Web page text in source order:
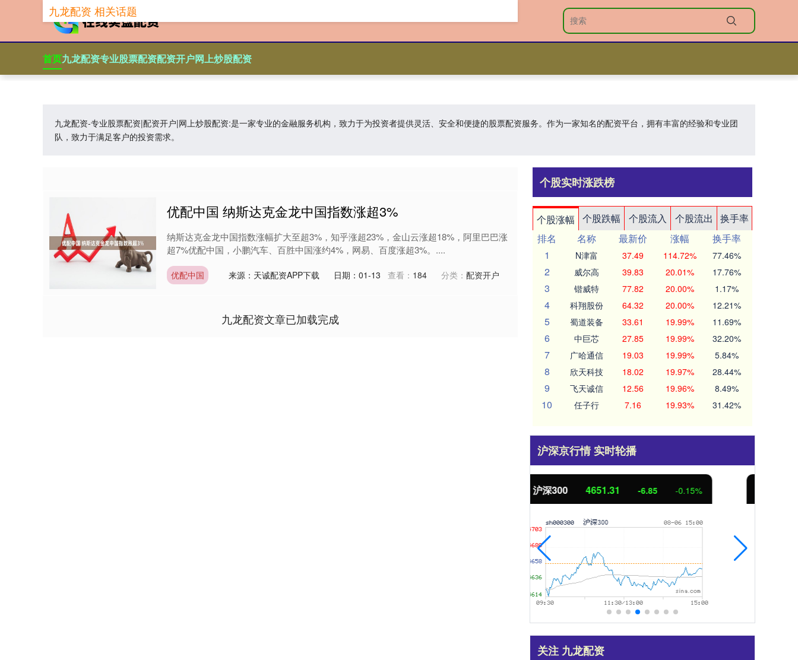
首页九龙配资专业股票配资配资开户网上炒股配资
九龙配资-专业股票配资|配资开户|网上炒股配资:是一家专业的金融服务机构，致力于为投资者提供灵活、安全和便捷的股票配资服务。作为一家知名的配资平台，拥有丰富的经验和专业团
队，致力于满足客户的投资需求。
九龙配资 相关话题
优配中国 纳斯达克金龙中国指数涨超3%
纳斯达克金龙中国指数涨幅扩大至超3%，知乎涨超23%，金山云涨超18%，阿里巴巴涨
超7%优配中国，小鹏汽车、百胜中国涨约4%，网易、百度涨超3%。....
优配中国 来源：天诚配资APP下载 日期：01-13 查看： 184 分类： 配资开户
九龙配资文章已加载完成
个股实时涨跌榜
个股涨幅 个股跌幅 个股流入 个股流出
换手率
排名
名称 最新价 涨幅
换手率
1
N津富 37.49 114.72% 77.46%
2 威尔高 39.83 20.01% 17.76%
3 锴威特 77.82 20.00% 1.17%
4 科翔股份 64.32 20.00% 12.21%
5 蜀道装备 33.61 19.99% 11.69%
6 中巨芯 27.85 19.99% 32.20%
7 广哈通信 19.03 19.99% 5.84%
8 欣天科技 18.02 19.97% 28.44%
9 飞天诚信 12.56 19.96% 8.49%
10 任子行 7.16 19.93% 31.42%
沪深京行情 实时轮播
北证50 1122.88 3.42 0.30%
关注 九龙配资